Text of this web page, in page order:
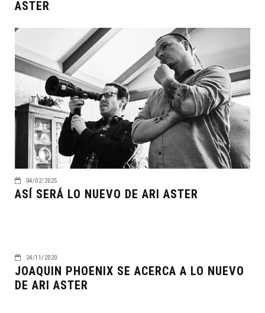
ASTER
04/02/2025
ASÍ SERÁ LO NUEVO DE ARI ASTER
24/11/2020
JOAQUIN PHOENIX SE ACERCA A LO NUEVO
DE ARI ASTER